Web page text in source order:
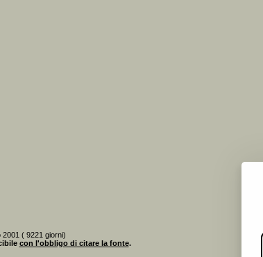
( 9221 giorni)
con l'obbligo di citare la fonte.